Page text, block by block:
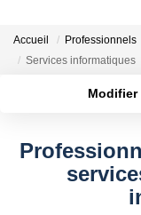
Accueil Professionnels
Services informatiques
Modifier
Plus de